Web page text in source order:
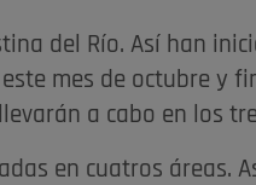
del Río. Así han
mes de octubre y
a cabo en los
en cuatros áreas.